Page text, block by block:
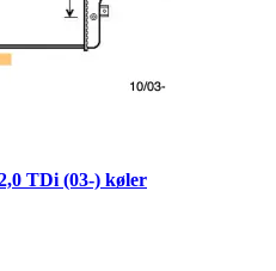
TDi (03-) køler